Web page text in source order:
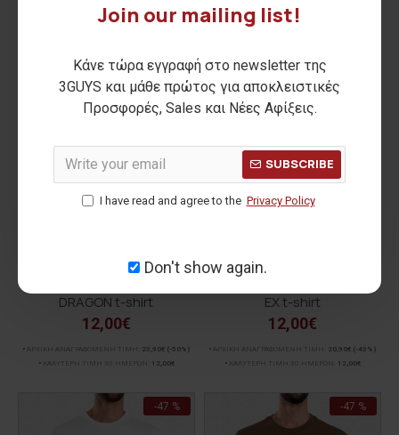
Join our mailing list!
Κάνε τώρα εγγραφή στο newsletter της
3GUYS και μάθε πρώτος για αποκλειστικές
Προσφορές, Sales και Νέες Αφίξεις.
SUBSCRIBE
I have read and agree to the Privacy Policy
Don't show again.
DRAGON t-shirt
12,00€
ΑΡΧΙΚΗ ΑΝΑΓΡΑΦΟΜΕΝΗ ΤΙΜΗ: 23,90€ (-50%)
ΚΑΛΥΤΕΡΗ ΤΙΜΗ 30 ΗΜΕΡΩΝ:
12,00€
EX t-shirt
12,00€
ΑΡΧΙΚΗ ΑΝΑΓΡΑΦΟΜΕΝΗ ΤΙΜΗ: 20,90€ (-43%)
ΚΑΛΥΤΕΡΗ ΤΙΜΗ 30 ΗΜΕΡΩΝ:
12,00€
-47 % -47 %